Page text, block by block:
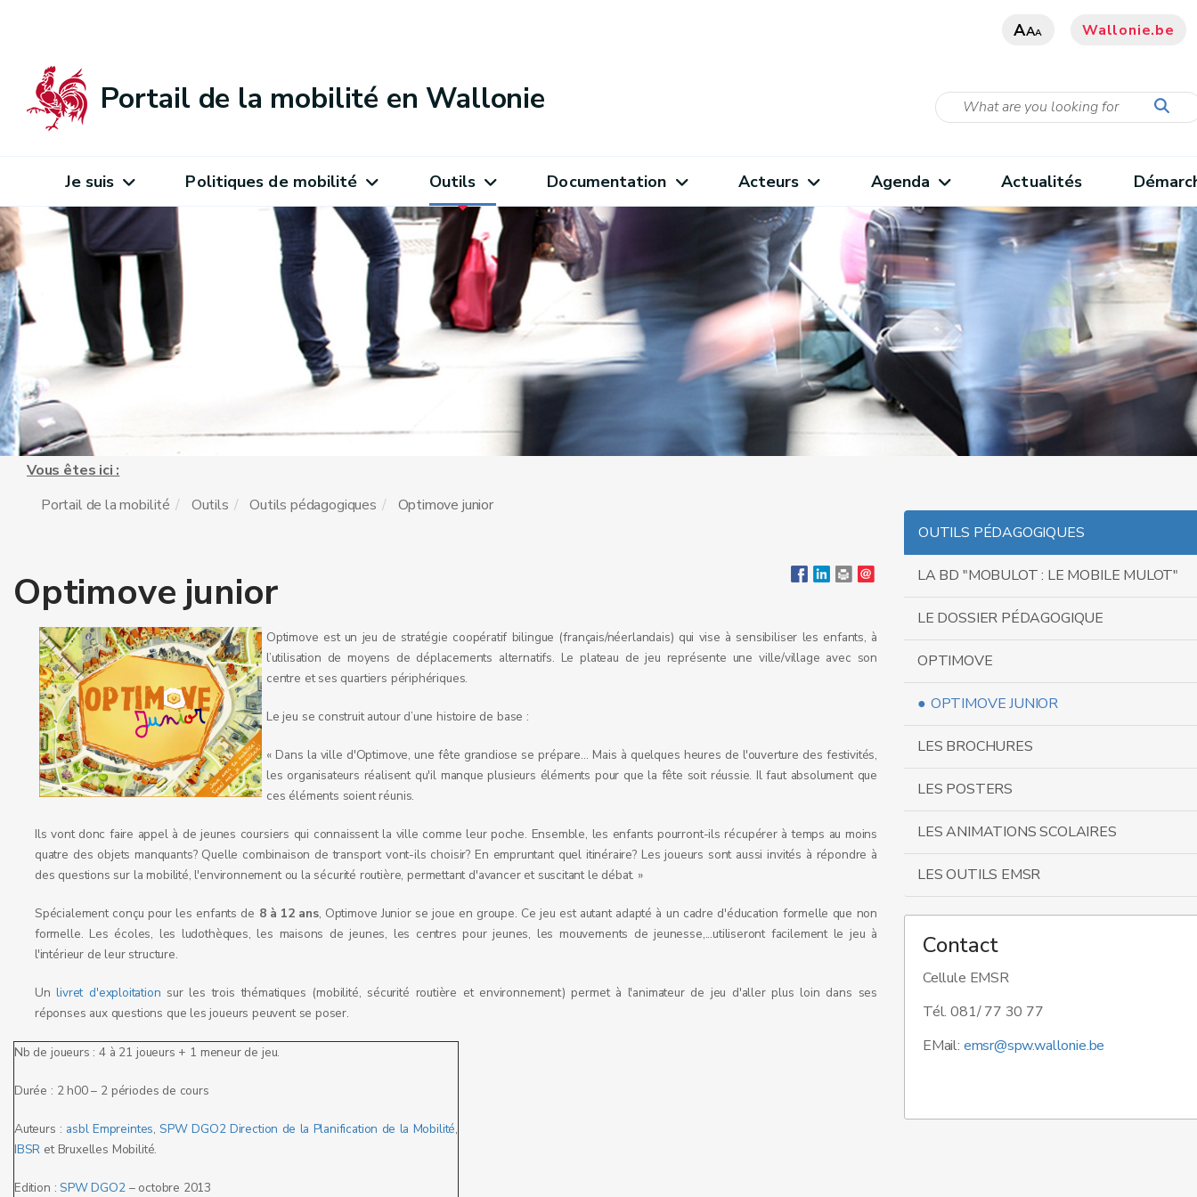
AAA Wallonie.be
Portail de la mobilité en Wallonie
Je suis Politiques de mobilité Outils Documentation Acteurs Agenda Actualités
Vous êtes ici :
Portail de la mobilité
Outils Outils pédagogiques Optimove junior
Optimove junior
Optimove est un jeu de stratégie coopératif bilingue (français/néerlandais) qui vise à sensibiliser les enfants, à
l’utilisation de moyens de déplacements alternatifs. Le plateau de jeu représente une ville/village avec son
centre et ses quartiers périphériques.
Le jeu se construit autour d’une histoire de base :
« Dans la ville d'Optimove, une fête grandiose se prépare… Mais à quelques heures de l'ouverture des festivités,
les organisateurs réalisent qu'il manque plusieurs éléments pour que la fête soit réussie. Il faut absolument que
ces éléments soient réunis.
Ils vont donc faire appel à de jeunes coursiers qui connaissent la ville comme leur poche. Ensemble, les enfants pourront-ils récupérer à temps au moins
quatre des objets manquants? Quelle combinaison de transport vont-ils choisir? En empruntant quel itinéraire? Les joueurs sont aussi invités à répondre à
des questions sur la mobilité, l'environnement ou la sécurité routière, permettant d'avancer et suscitant le débat. »
Spécialement conçu pour les enfants de 8 à 12 ans, Optimove Junior se joue en groupe. Ce jeu est autant adapté à un cadre d'éducation formelle que non
formelle. Les écoles, les ludothèques, les maisons de jeunes, les centres pour jeunes, les mouvements de jeunesse,...utiliseront facilement le jeu à
l'intérieur de leur structure.
Unlivret d'exploitation sur les trois thématiques (mobilité, sécurité routière et environnement) permet à l'animateur de jeu d'aller plus loin dans ses
réponses aux questions que les joueurs peuvent se poser.
Nb de joueurs : 4 à 21 joueurs + 1 meneur de jeu.
Durée : 2 h00 – 2 périodes de cours
Auteurs : asbl Empreintes,SPW DGO2 Direction de la Planification de la Mobilité,
IBSR et Bruxelles Mobilité.
Edition :SPW DGO2– octobre 2013
OUTILS PÉDAGOGIQUES
LA BD "MOBULOT : LE MOBILE MULOT"
LE DOSSIER PÉDAGOGIQUE
OPTIMOVE
OPTIMOVE JUNIOR
LES BROCHURES
LES POSTERS
LES ANIMATIONS SCOLAIRES
LES OUTILS EMSR
Contact
Cellule EMSR
Tél. 081/ 77 30 77
EMail: emsr@spw.wallonie.be